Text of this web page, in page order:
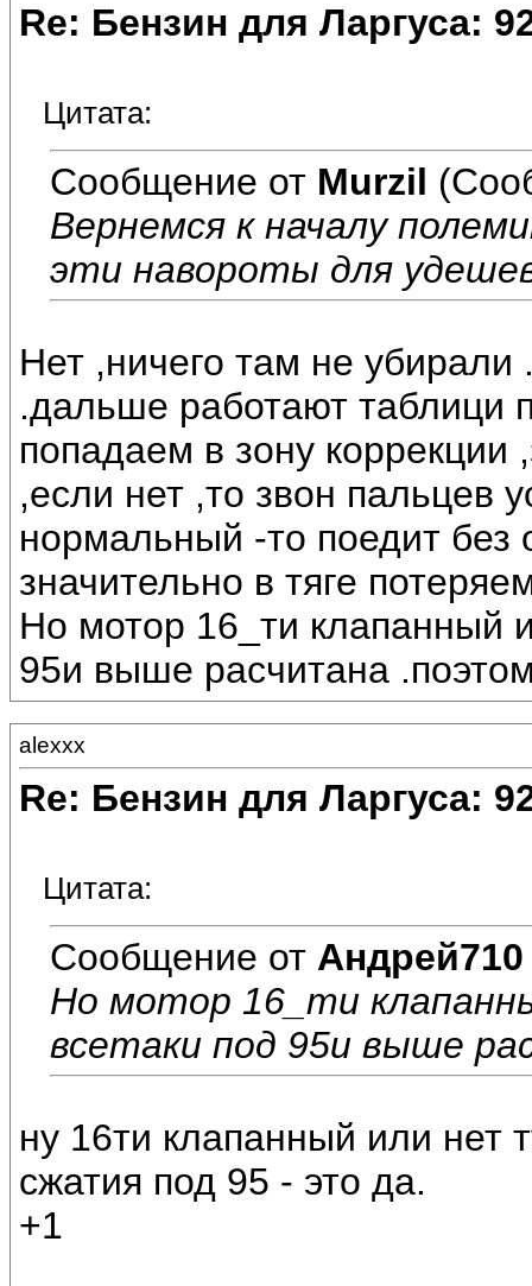
Re: Бензин для Ларгуса:
Цитата:
Сообщение от Murzil
Вернемся к началу
эти навороты для
Нет ,ничего там не
.дальше работают таблици
попадаем в зону коррекции
,если нет ,то звон
нормальный -то поедит
значительно в тяге
Но мотор 16_ти клапанный
95и выше расчитана
alexxx
Re: Бензин для Ларгуса:
Цитата:
Сообщение от Андрей710
Но мотор 16_ти
всетаки под 95и выше
ну 16ти клапанный или нет
сжатия под 95 - это да.
+1